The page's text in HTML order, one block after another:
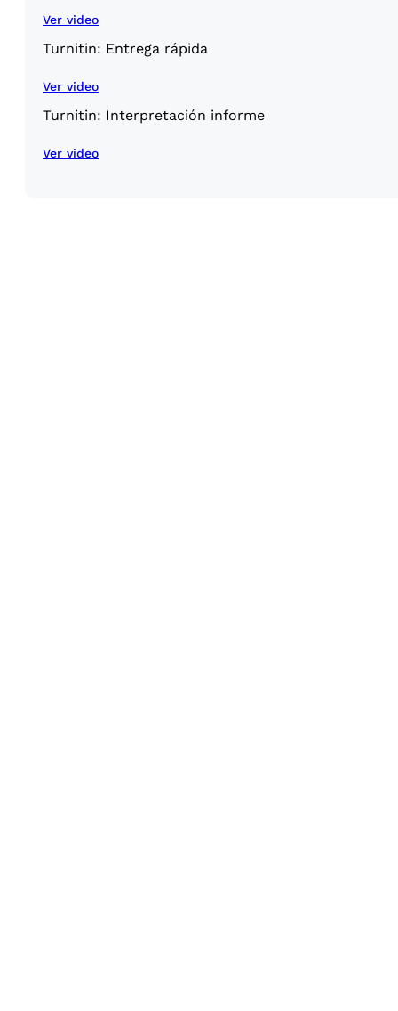
Ver video
Turnitin: Entrega rápida
Ver video
Turnitin: Interpretación informe
Ver video